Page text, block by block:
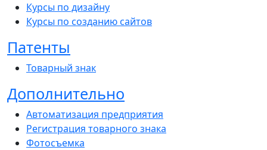
Курсы по дизайну
Курсы по созданию сайтов
Патенты
Товарный знак
Дополнительно
Автоматизация предприятия
Регистрация товарного знака
Фотосъемка